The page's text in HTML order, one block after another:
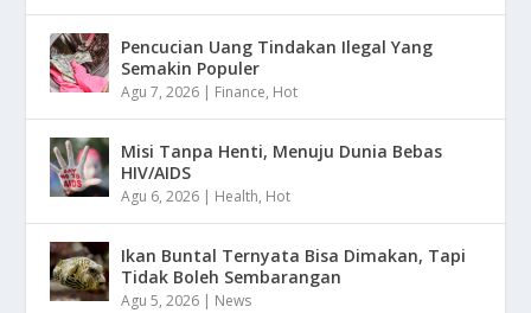
Pencucian Uang Tindakan Ilegal Yang
Semakin Populer
Agu 7, 2026 | Finance, Hot
Misi Tanpa Henti, Menuju Dunia Bebas
HIV/AIDS
Agu 6, 2026 | Health, Hot
Ikan Buntal Ternyata Bisa Dimakan, Tapi
Tidak Boleh Sembarangan
Agu 5, 2026 | News